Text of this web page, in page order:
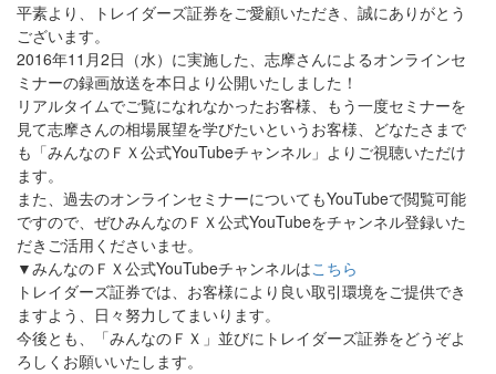
平素より、トレイダーズ証券をご愛顧いただき、誠にありがとう
ございます。
2016年11月2日（水）に実施した、志摩さんによるオンラインセ
ミナーの録画放送を本日より公開いたしました！
リアルタイムでご覧になれなかったお客様、もう一度セミナーを
見て志摩さんの相場展望を学びたいというお客様、どなたさまで
も「みんなのＦＸ公式YouTubeチャンネル」よりご視聴いただけ
ます。
また、過去のオンラインセミナーについてもYouTubeで閲覧可能
ですので、ぜひみんなのＦＸ公式YouTubeをチャンネル登録いた
だきご活用くださいませ。
▼みんなのＦＸ公式YouTubeチャンネルはこちら
トレイダーズ証券では、お客様により良い取引環境をご提供でき
ますよう、日々努力してまいります。
今後とも、「みんなのＦＸ」並びにトレイダーズ証券をどうぞよ
ろしくお願いいたします。